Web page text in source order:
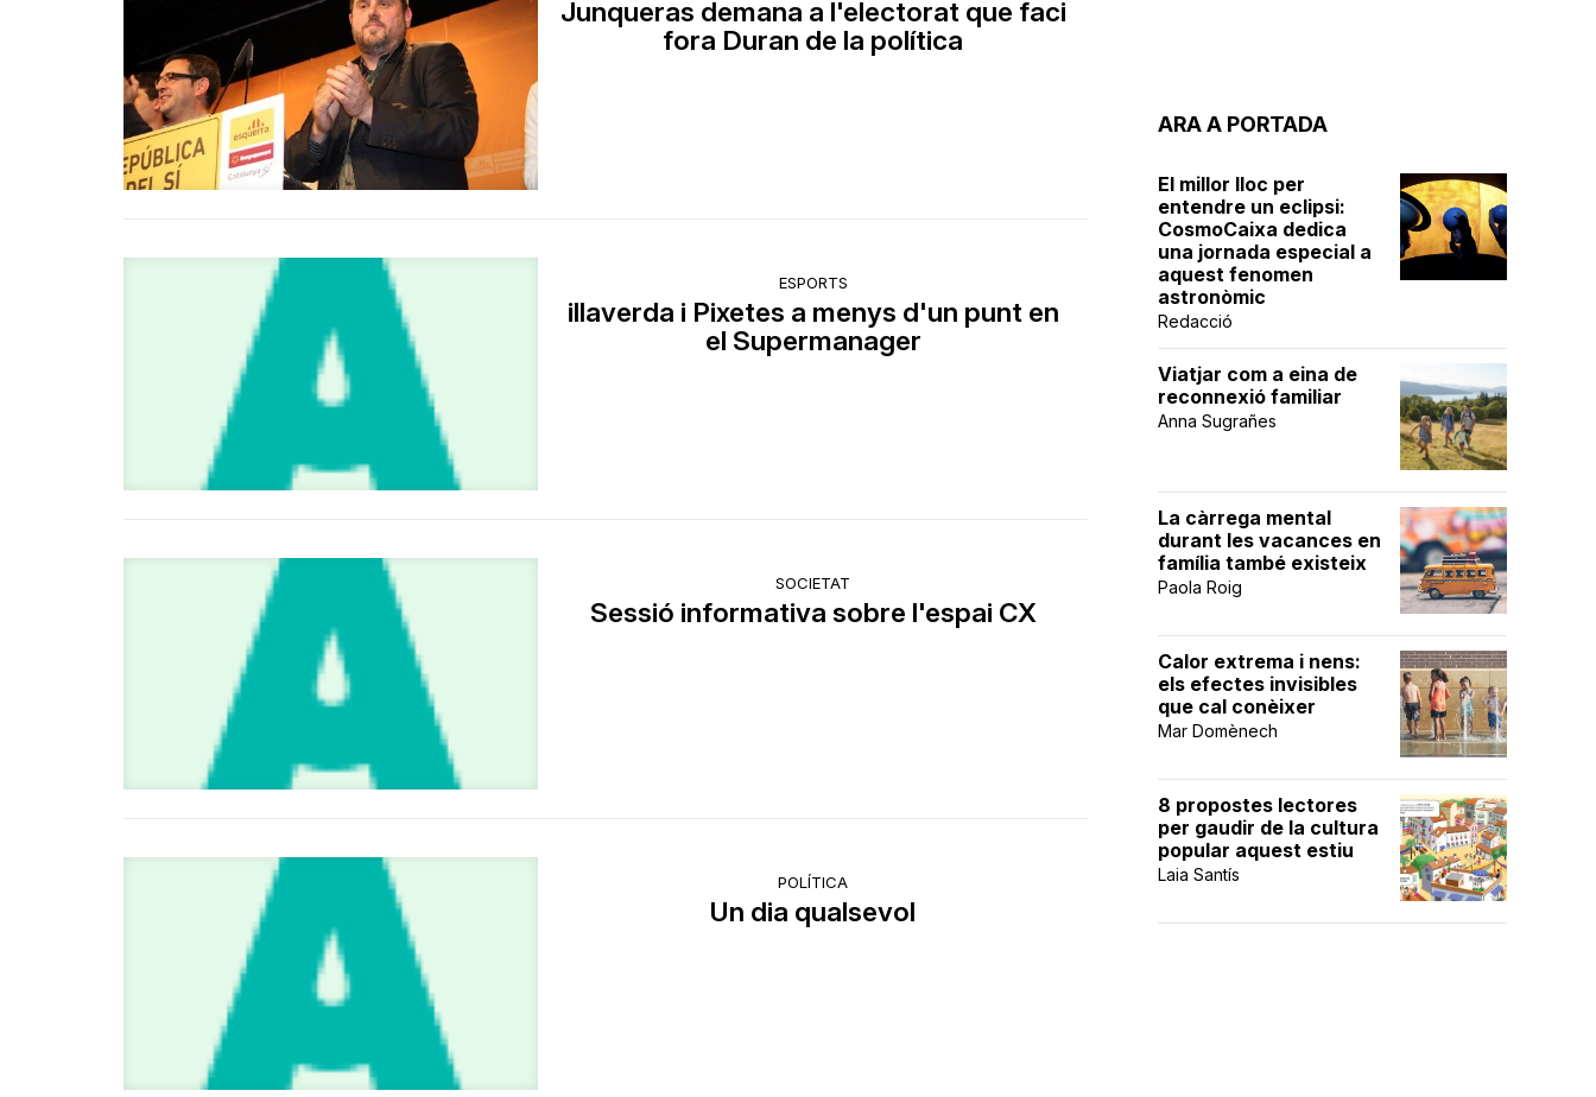
Junqueras demana a l'electorat que faci
fora Duran de la política
ESPORTS
illaverda i Pixetes a menys d'un punt en
el Supermanager
SOCIETAT
Sessió informativa sobre l'espai CX
POLÍTICA
Un dia qualsevol
ARA A PORTADA
El millor lloc per
entendre un eclipsi:
CosmoCaixa dedica
una jornada especial a
aquest fenomen
astronòmic
Redacció
Viatjar com a eina de
reconnexió familiar
Anna Sugrañes
La càrrega mental
durant les vacances en
família també existeix
Paola Roig
Calor extrema i nens:
els efectes invisibles
que cal conèixer
Mar Domènech
8 propostes lectores
per gaudir de la cultura
popular aquest estiu
Laia Santís